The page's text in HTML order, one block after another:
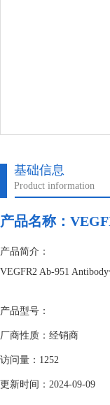
基础信息
Product information
产品名称：
产品简介：
VEGFR2 Ab-951
产品型号：
厂商性质：经销商
访问量：1252
更新时间：2024-09-09